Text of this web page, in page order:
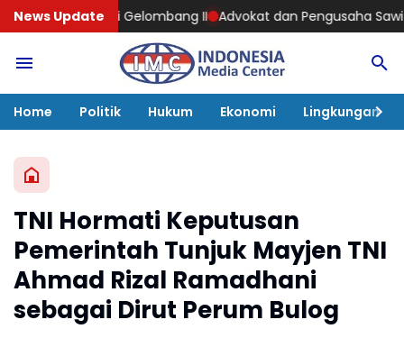
News Update
II Advokat dan Pengusaha Sawit Sukses Rudi
Home Politik Hukum Ekonomi Lingkungan
TNI Hormati Keputusan
Pemerintah Tunjuk Mayjen TNI
Ahmad Rizal Ramadhani
sebagai Dirut Perum Bulog